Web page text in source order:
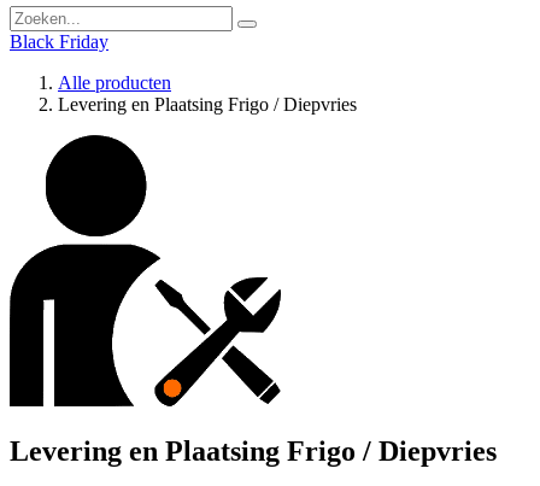
Black Friday
Alle producten
Levering en Plaatsing Frigo / Diepvries
Levering en Plaatsing Frigo / Diepvries